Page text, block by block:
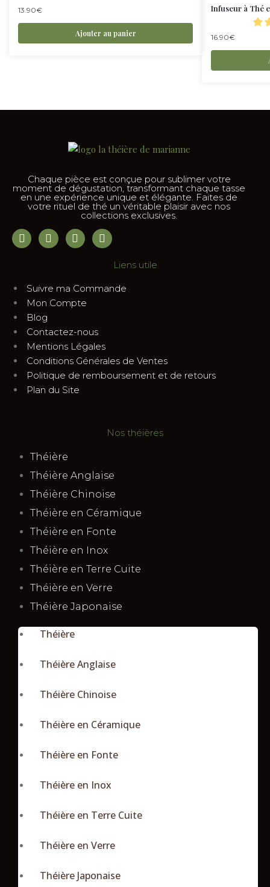
13.90€
Ajouter au panier
Infuseur à Thé
16.90€
Chaque pièce est conçue pour sublimer votre
moment de dégustation, transformant chaque tasse
en une expérience unique et élégante. Faites de
votre rituel de thé un véritable plaisir avec nos
collections exclusives.
Liens utile
Suivre ma Commande
Mon Compte
Blog
Contactez-nous
Mentions Légales
Conditions Générales de Ventes
Politique de remboursement et de retours
Plan du Site
Nos théières
Théière
Théière Anglaise
Théière Chinoise
Théière en Céramique
Théière en Fonte
Théière en Inox
Théière en Terre Cuite
Théière en Verre
Théière Japonaise
Théière
Théière Anglaise
Théière Chinoise
Théière en Céramique
Théière en Fonte
Théière en Inox
Théière en Terre Cuite
Théière en Verre
Théière Japonaise